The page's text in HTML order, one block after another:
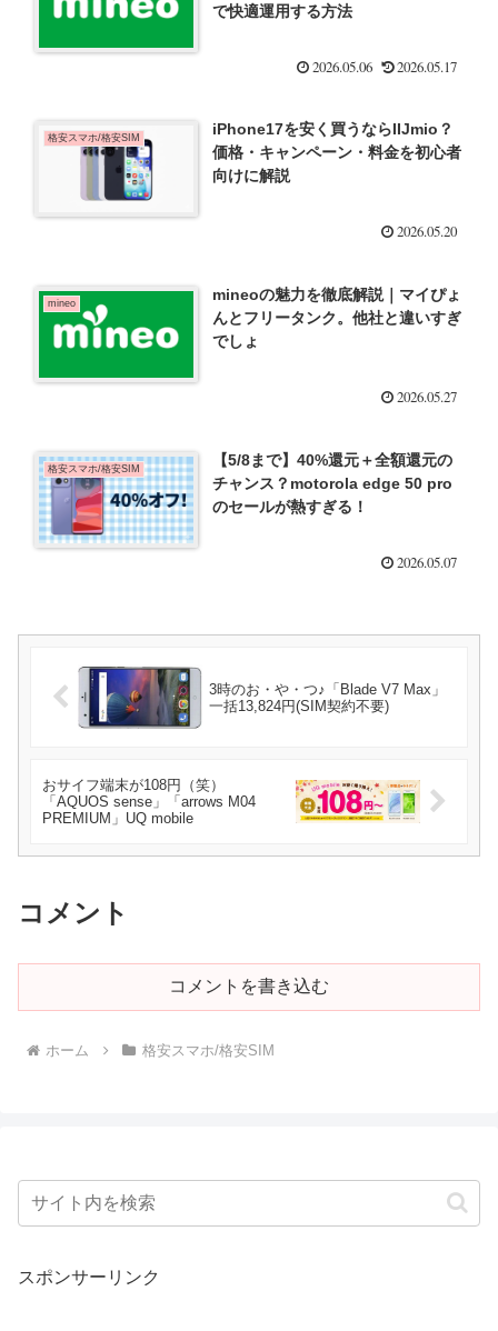
で快適運用する方法
2026.05.06 2026.05.17
格安スマホ/格安SIM
iPhone17を安く買うならIIJmio？
価格・キャンペーン・料金を初心者
向けに解説
2026.05.20
mineo
mineoの魅力を徹底解説｜マイぴょ
んとフリータンク。他社と違いすぎ
でしょ
2026.05.27
格安スマホ/格安SIM
【5/8まで】40%還元＋全額還元の
チャンス？motorola edge 50 pro
のセールが熱すぎる！
2026.05.07
3時のお・や・つ♪「Blade V7 Max」
一括13,824円(SIM契約不要)
おサイフ端末が108円（笑）
「AQUOS sense」「arrows M04
PREMIUM」UQ mobile
コメント
コメントを書き込む
ホーム 格安スマホ/格安SIM
スポンサーリンク